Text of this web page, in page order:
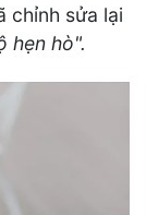
chỉnh sửa lại
hẹn hò".